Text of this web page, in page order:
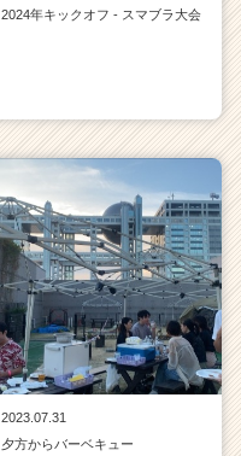
2024年キックオフ - スマブラ大会
2023.07.31
夕方からバーベキュー